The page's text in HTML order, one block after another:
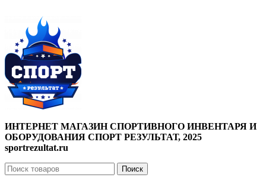
ИНТЕРНЕТ МАГАЗИН СПОРТИВНОГО ИНВЕНТАРЯ И
ОБОРУДОВАНИЯ СПОРТ РЕЗУЛЬТАТ, 2025
sportrezultat.ru
Поиск